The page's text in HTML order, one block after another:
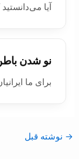
آیا
نو شدن
برای ما
→ نوشته قبل